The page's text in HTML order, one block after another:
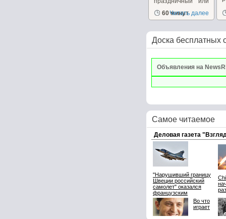
повседневный...
60 минут
Читать далее
Доска бесплатных
Объявления на
Самое читаемое